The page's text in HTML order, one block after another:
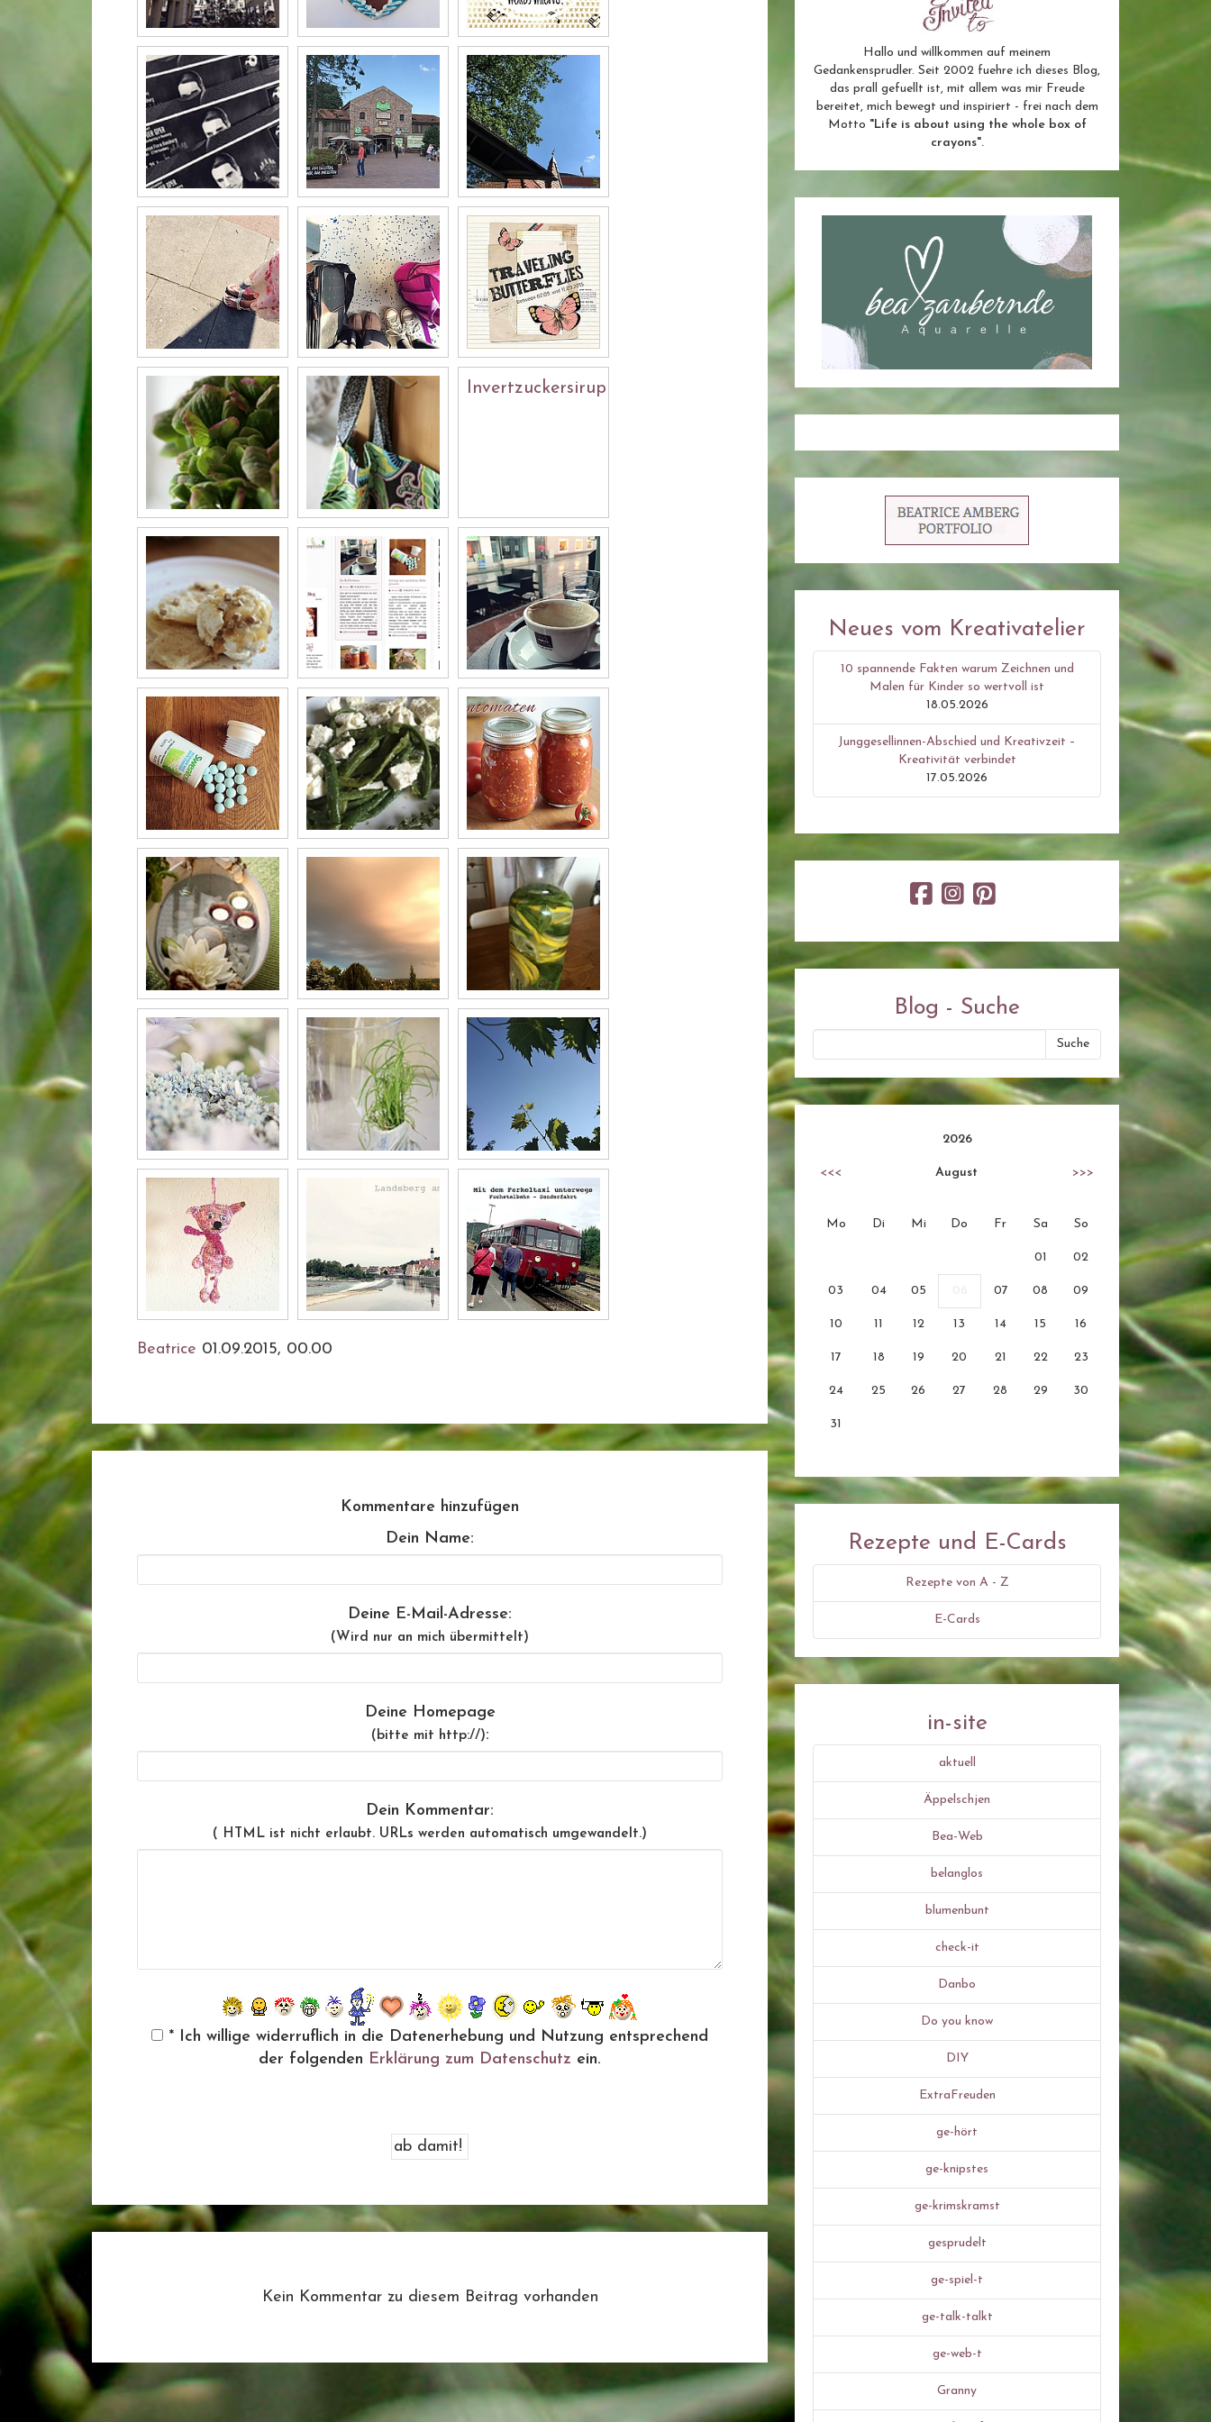
Invertzuckersirup
Beatrice 01.09.2015, 00.00
Kommentare hinzufügen
Dein Name:
Deine E-Mail-Adresse:
(Wird nur an mich übermittelt)
Deine Homepage
(bitte mit http://):
Dein Kommentar:
( HTML ist nicht erlaubt. URLs werden automatisch umgewandelt.)
* Ich willige widerruflich in die Datenerhebung und Nutzung entsprechend
der folgenden Erklärung zum Datenschutz ein.
Kein Kommentar zu diesem Beitrag vorhanden
Hallo und willkommen auf meinem
Gedankensprudler. Seit 2002 fuehre ich dieses Blog,
das prall gefuellt ist, mit allem was mir Freude
bereitet, mich bewegt und inspiriert - frei nach dem
Motto "Life is about using the whole box of
crayons".
Neues vom Kreativatelier
10 spannende Fakten warum Zeichnen und
Malen für Kinder so wertvoll ist
18.05.2026
Junggesellinnen-Abschied und Kreativzeit –
Kreativität verbindet
17.05.2026
Blog - Suche
2026
<<< August >>>
Mo Di Mi Do Fr Sa So
01 02
03 04 05 06 07 08 09
10 11 12 13 14 15 16
17 18 19 20 21 22 23
24 25 26 27 28 29 30
31
Rezepte und E-Cards
Rezepte von A - Z
E-Cards
in-site
aktuell
Äppelschjen
Bea-Web
belanglos
blumenbunt
check-it
Danbo
Do you know
DIY
ExtraFreuden
ge-hört
ge-knipstes
ge-krimskramst
gesprudelt
ge-spiel-t
ge-talk-talkt
ge-web-t
Granny